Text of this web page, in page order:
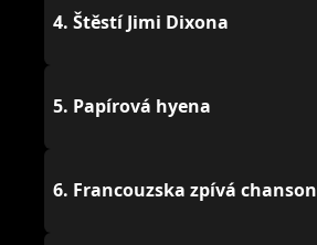
4. Štěstí Jimi Dixona
5. Papírová hyena
6. Francouzska zpívá chanson